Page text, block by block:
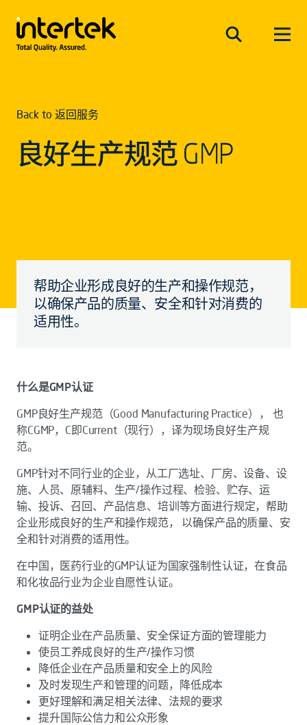
Back to 返回服务
良好生产规范 GMP
帮助企业形成良好的生产和操作规范，
以确保产品的质量、安全和针对消费的
适用性。
什么是GMP认证
GMP良好生产规范（Good Manufacturing Practice）， 也
称CGMP，C即Current（现行），译为现场良好生产规
范。
GMP针对不同行业的企业，从工厂选址、厂房、设备、设
施、人员、原辅料、生产/操作过程、检验、贮存、运
输、投诉、召回、产品信息、培训等方面进行规定，帮助
企业形成良好的生产和操作规范， 以确保产品的质量、安
全和针对消费的适用性。
在中国，医药行业的GMP认证为国家强制性认证，在食品
和化妆品行业为企业自愿性认证。
GMP认证的益处
证明企业在产品质量、安全保证方面的管理能力
使员工养成良好的生产/操作习惯
降低企业在产品质量和安全上的风险
及时发现生产和管理的问题，降低成本
更好理解和满足相关法律、法规的要求
提升国际公信力和公众形象